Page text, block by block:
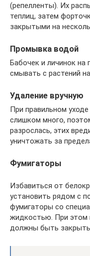
(репелленты). Их
теплиц, затем
закрытыми на
Промывка водой
Бабочек и личинок на
смывать с растений
Удаление вручную
При правильном
слишком много,
разрослась, этих
уничтожать за
Фумигаторы
Избавиться от
установить рядом с
фумигаторы со
жидкостью. При этом
должны быть